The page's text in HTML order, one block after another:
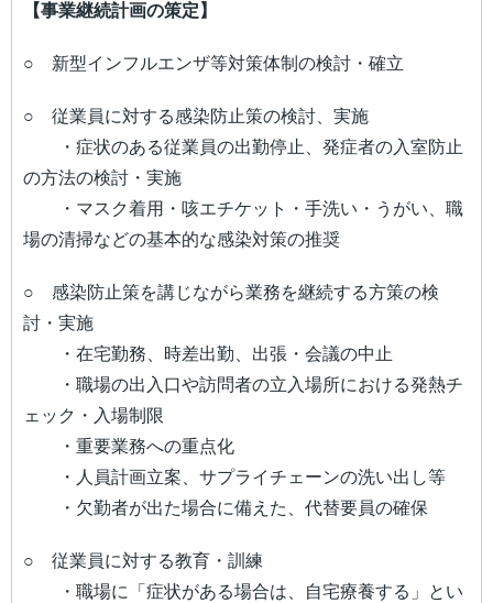
【事業継続計画の策定】
○ 新型インフルエンザ等対策体制の検討・確立
○ 従業員に対する感染防止策の検討、実施
・症状のある従業員の出勤停止、発症者の入室防止
の方法の検討・実施
・マスク着用・咳エチケット・手洗い・うがい、職
場の清掃などの基本的な感染対策の推奨
○ 感染防止策を講じながら業務を継続する方策の検
討・実施
・在宅勤務、時差出勤、出張・会議の中止
・職場の出入口や訪問者の立入場所における発熱チ
ェック・入場制限
・重要業務への重点化
・人員計画立案、サプライチェーンの洗い出し等
・欠勤者が出た場合に備えた、代替要員の確保
○ 従業員に対する教育・訓練
・職場に「症状がある場合は、自宅療養する」とい